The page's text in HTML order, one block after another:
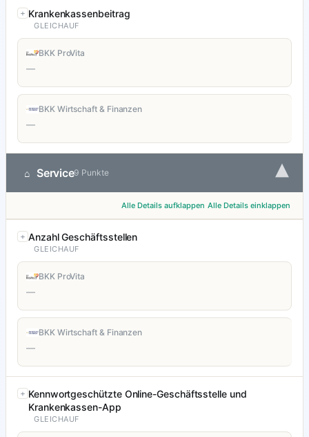
Krankenkassenbeitrag
GLEICHAUF
BKK ProVita
—
BKK Wirtschaft & Finanzen
—
⌂ Service9 Punkte ▾
Alle Details aufklappen Alle Details einklappen
Anzahl Geschäftsstellen
GLEICHAUF
BKK ProVita
—
BKK Wirtschaft & Finanzen
—
Kennwortgeschützte Online-Geschäftsstelle und
Krankenkassen-App
GLEICHAUF